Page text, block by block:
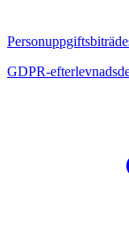
GDPR-